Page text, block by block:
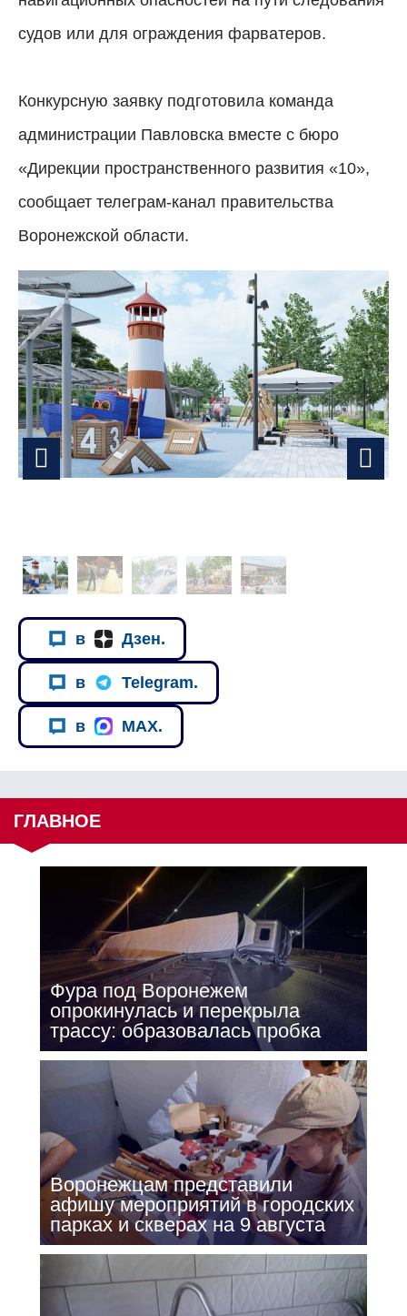
судов или для ограждения фарватеров.
Конкурсную заявку подготовила команда
администрации Павловска вместе с бюро
«Дирекции пространственного развития «10»,
сообщает телеграм-канал правительства
Воронежской области.
в Дзен.
в Telegram.
в MAX.
ГЛАВНОЕ
Фура под Воронежем
опрокинулась и перекрыла
трассу: образовалась пробка
Воронежцам представили
афишу мероприятий в городских
парках и скверах на 9 августа